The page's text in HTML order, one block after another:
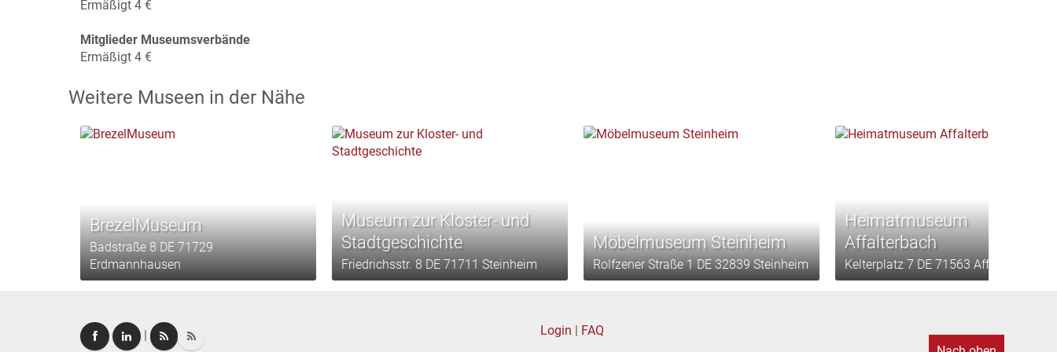
Ermäßigt 4 €
Mitglieder Museumsverbände
Ermäßigt 4 €
Weitere Museen in der Nähe
BrezelMuseum
Badstraße 8 DE 71729
Erdmannhausen
Museum zur Kloster- und
Stadtgeschichte
Friedrichsstr. 8 DE 71711 Steinheim
Möbelmuseum Steinheim
Rolfzener Straße 1 DE 32839 Steinheim
Heimatmuseum
Affalterbach
Kelterplatz 7 DE 71563 Affalterbach
Login | FAQ